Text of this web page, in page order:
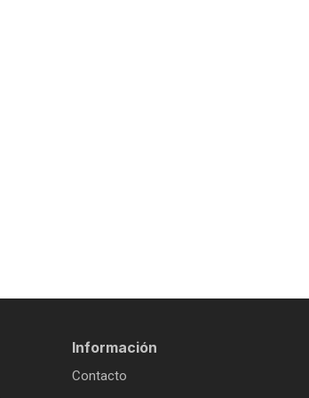
Información
Contacto